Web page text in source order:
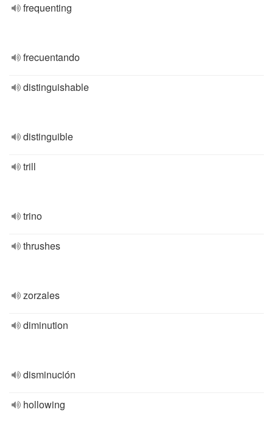
frequenting
frecuentando
distinguishable
distinguible
trill
trino
thrushes
zorzales
diminution
disminución
hollowing